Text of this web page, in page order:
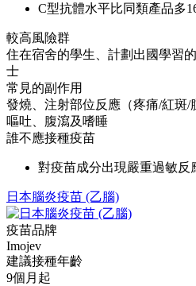
C型抗體水平比同類產品多
較高風險群
住在宿舍的學生、計劃出國學習
士
常見的副作用
發燒、注射部位反應（疼痛/紅斑/
嘔吐、腹瀉及嗜睡
誰不應接種疫苗
對疫苗成分出現嚴重過敏反
日本腦炎疫苗 (乙腦)
疫苗品牌
Imojev
建議接種年齡
9個月起